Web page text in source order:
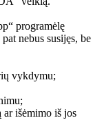
programėlę
nebus susijęs, be
vykdymu;
ar išėmimo iš jos